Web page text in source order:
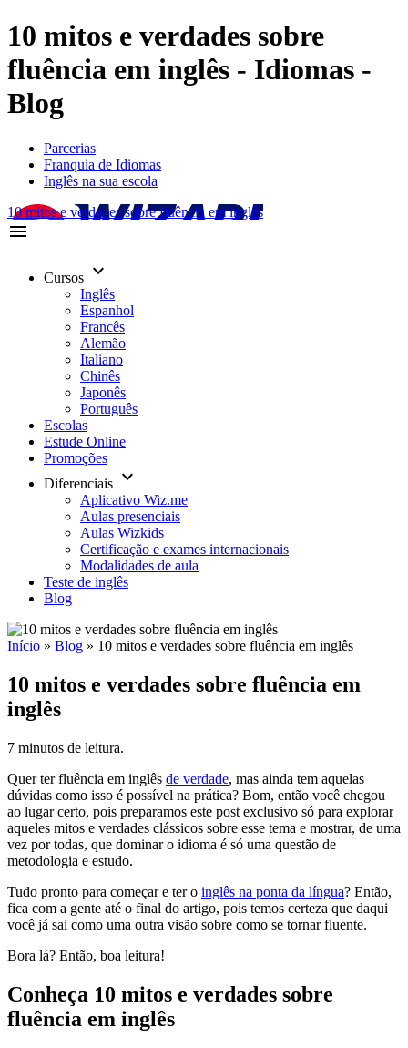
10 mitos e verdades sobre
fluência em inglês - Idiomas -
Blog
Parcerias
Franquia de Idiomas
Inglês na sua escola
10 mitos e verdades sobre fluência em inglês
menu
Cursos keyboard_arrow_down
Inglês
Espanhol
Francês
Alemão
Italiano
Chinês
Japonês
Português
Escolas
Estude Online
Promoções
Diferenciais keyboard_arrow_down
Aplicativo Wiz.me
Aulas presenciais
Aulas Wizkids
Certificação e exames internacionais
Modalidades de aula
Teste de inglês
Blog
Início » Blog » 10 mitos e verdades sobre fluência em inglês
10 mitos e verdades sobre fluência em
inglês
7 minutos de leitura.
Quer ter fluência em inglês de verdade, mas ainda tem aquelas
dúvidas como isso é possível na prática? Bom, então você chegou
ao lugar certo, pois preparamos este post exclusivo só para explorar
aqueles mitos e verdades clássicos sobre esse tema e mostrar, de uma
vez por todas, que dominar o idioma é só uma questão de
metodologia e estudo.
Tudo pronto para começar e ter o inglês na ponta da língua? Então,
fica com a gente até o final do artigo, pois temos certeza que daqui
você já sai como uma outra visão sobre como se tornar fluente.
Bora lá? Então, boa leitura!
Conheça 10 mitos e verdades sobre
fluência em inglês